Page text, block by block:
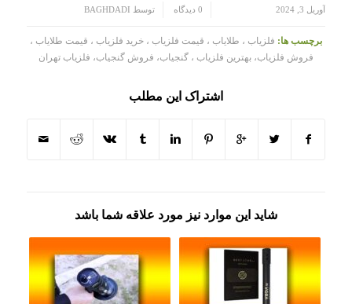
آوریل 3, 2024 0 دیدگاه توسط BAGHDADI
برچسب ها: فلزیاب ، طلایاب ، قیمت فلزیاب ، خرید فلزیاب ، قیمت طلایاب ،
فروش فلزیاب، بهترین فلزیاب ، گنجیاب، فروش گنجیاب، فلزیاب تهران
اشتراک این مطلب
شاید این موارد نیز مورد علاقه شما باشد